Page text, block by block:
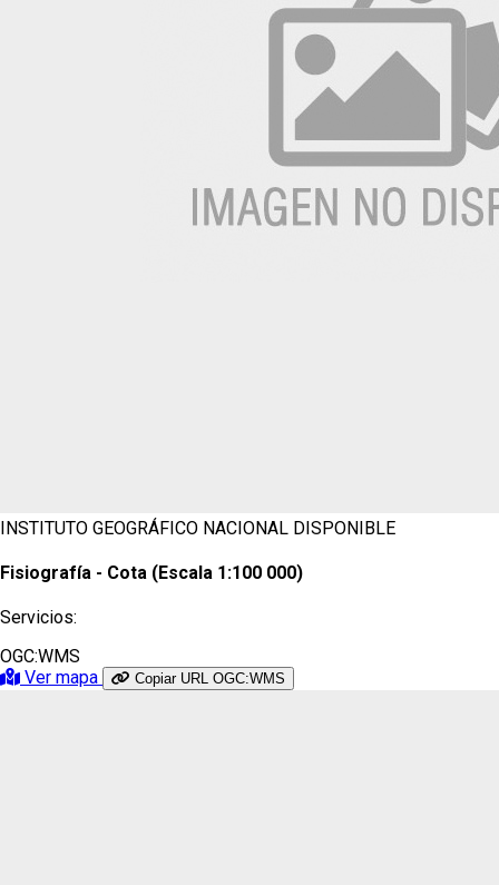
INSTITUTO GEOGRÁFICO NACIONAL DISPONIBLE
Fisiografía - Cota (Escala 1:100 000)
Servicios:
OGC:WMS
Ver mapa
Copiar URL OGC:WMS